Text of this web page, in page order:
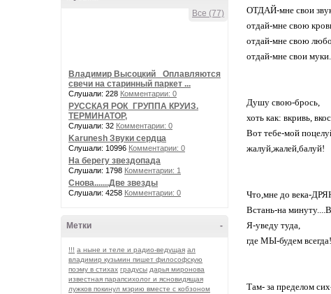
Все (77)
Владимир Высоцкий_ Оплавляются
свечи на старинный паркет ...
Слушали: 228 Комментарии: 0
РУССКАЯ РОК_ГРУППА КРУИЗ.
ТЕРМИНАТОР,
Слушали: 32 Комментарии: 0
Karunesh Звуки сердца
Слушали: 10996 Комментарии: 0
На берегу звездопада
Слушали: 1798 Комментарии: 1
Снова.......Две звезды
Слушали: 4258 Комментарии: 0
-
Метки
!!! а ныне и теле и радио-ведущая ал
владимир кузьмин пишет философскую
поэму в стихах градусы дарья миронова
известная парапсихолог и ясновидящая
лужков покинул мэрию вместе с кобзоном
ОТДАЙ-мне свои
отдай-мне свою
отдай-мне свою
отдай-мне свои
Душу свою-брось,
хоть как: вкривь,
Вот тебе-мой
жалуй,жалей,балуй!
Что,мне до века-
Встань-на
Я-уведу туда,
где МЫ-будем всегда!
Там- за пределом